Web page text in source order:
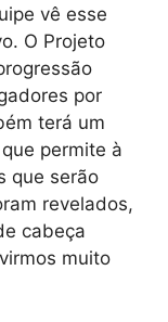
vê esse
O Projeto
por
terá um
permite à
que serão
revelados,
cabeça
muito